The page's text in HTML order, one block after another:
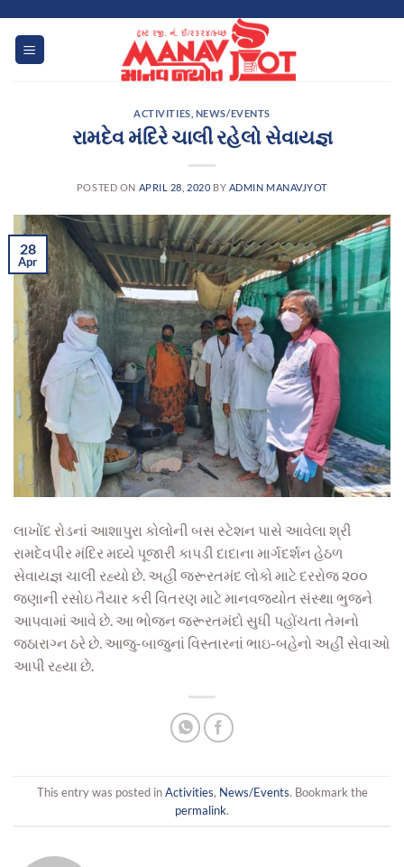
content
ACTIVITIES NEWS/EVENTS
રામદેવ મંદિરે ચાલી રહેલો સેવાયજ્ઞ
POSTED ON APRIL 28, 2020 BY ADMIN MANAVJYOT
28
Apr
લાખોંદ રોડનાં આશાપુરા કોલોની બસ સ્ટેશન પાસે આવેલા શ્રી
રામદેવપીર મંદિર મધ્યે પૂજારી કાપડી દાદાના માર્ગદર્શન હેઠળ
સેવાયજ્ઞ ચાલી રહ્યો છે. અહીં જરૂરતમંદ લોકો માટે દરરોજ ૨૦૦
જણાની રસોઇ તૈયાર કરી વિતરણ માટે માનવજ્યોત સંસ્થા ભુજને
આપવામાં આવે છે. આ ભોજન જરૂરતમંદો સુધી પહોંચતા તેમનો
જઠારાગ્ન ઠરે છે. આજુ-બાજુનાં વિસ્તારનાં ભાઇ-બહેનો અહીં સેવાઓ
આપી રહ્યા છે.
This entry was posted inActivities, News/Events. Bookmark the
permalink.